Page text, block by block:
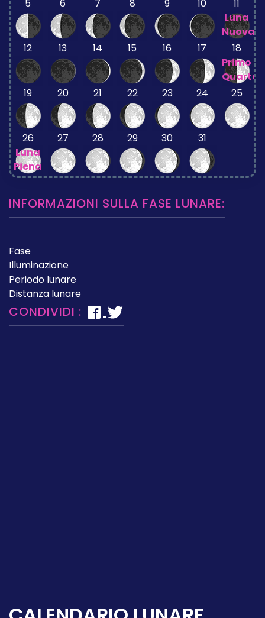
5
6 7 8 9 10
11
Luna
Nuova
12
13 14 15 16 17
18
Primo
Quarto
19
20 21 22 23 24 25
26
Luna
Piena
27 28 29 30 31
INFORMAZIONI SULLA FASE LUNARE:
Fase
Illuminazione
Periodo lunare
Distanza lunare
CONDIVIDI :